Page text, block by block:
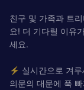
친구 및 가족과 트
요! 더 기다릴 이유
세요.
⚡ 실시간으로 겨루
의문의 대문에 푹